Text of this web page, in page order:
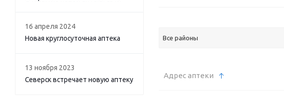
Все районы
Адрес аптеки
16 апреля 2024
Новая круглосуточная аптека
13 ноября 2023
Северск встречает новую аптеку